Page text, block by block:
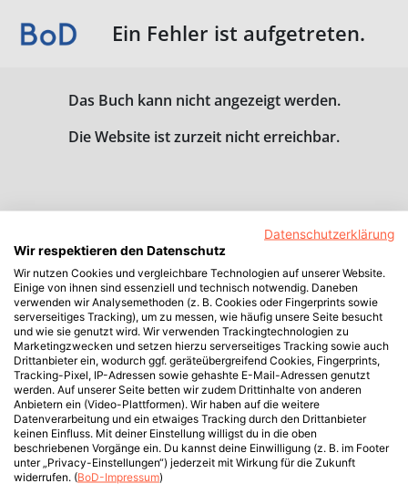
Ein Fehler ist aufgetreten.
Das Buch kann nicht angezeigt werden.
Die Website ist zurzeit nicht erreichbar.
Datenschutzerklärung
Wir respektieren den Datenschutz
Wir nutzen Cookies und vergleichbare Technologien auf unserer Website.
Einige von ihnen sind essenziell und technisch notwendig. Daneben
verwenden wir Analysemethoden (z. B. Cookies oder Fingerprints sowie
serverseitiges Tracking), um zu messen, wie häufig unsere Seite besucht
und wie sie genutzt wird. Wir verwenden Trackingtechnologien zu
Marketingzwecken und setzen hierzu serverseitiges Tracking sowie auch
Drittanbieter ein, wodurch ggf. geräteübergreifend Cookies, Fingerprints,
Tracking-Pixel, IP-Adressen sowie gehashte E-Mail-Adressen genutzt
werden. Auf unserer Seite betten wir zudem Drittinhalte von anderen
Anbietern ein (Video-Plattformen). Wir haben auf die weitere
Datenverarbeitung und ein etwaiges Tracking durch den Drittanbieter
keinen Einfluss. Mit deiner Einstellung willigst du in die oben
beschriebenen Vorgänge ein. Du kannst deine Einwilligung (z. B. im Footer
unter „Privacy-Einstellungen“) jederzeit mit Wirkung für die Zukunft
widerrufen. (BoD-Impressum)